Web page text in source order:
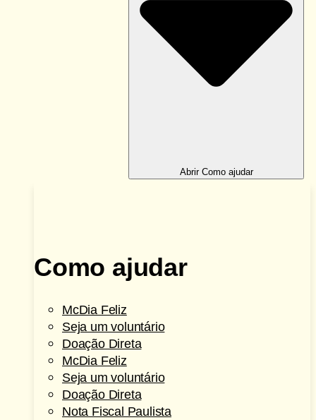
Abrir Como ajudar
Como ajudar
McDia Feliz
Seja um voluntário
Doação Direta
McDia Feliz
Seja um voluntário
Doação Direta
Nota Fiscal Paulista